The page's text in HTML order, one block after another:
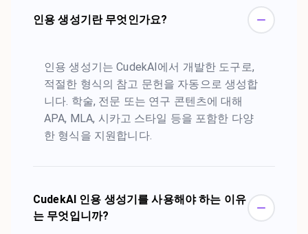
인용 생성기란 무엇인가요?
인용 생성기는 CudekAI에서 개발한 도구로,
적절한 형식의 참고 문헌을 자동으로 생성합
니다. 학술, 전문 또는 연구 콘텐츠에 대해
APA, MLA, 시카고 스타일 등을 포함한 다양
한 형식을 지원합니다.
CudekAI 인용 생성기를 사용해야 하는 이유
는 무엇입니까?